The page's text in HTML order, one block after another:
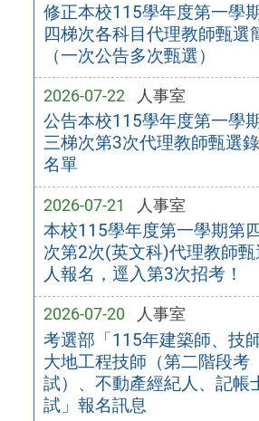
修正本校115學年度第一學
四梯次各科目代理教師甄選
（一次公告多次甄選）
2026-07-22 人事室
公告本校115學年度第一學
三梯次第3次代理教師甄選
名單
2026-07-21 人事室
本校115學年度第一學期第
次第2次(英文科)代理教師
人報名，逕入第3次招考！
2026-07-20 人事室
考選部「115年建築師、技師
大地工程技師（第二階段考
試）、不動產經紀人、記帳
試」報名訊息